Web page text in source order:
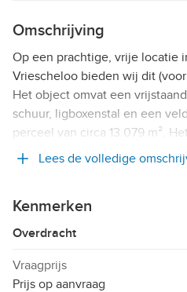
Omschrijving
Op een prachtige, vrije locatie
Vriescheloo bieden wij dit
Het object omvat een
schuur, ligboxenstal en een
perceel van circa 13.079 m².
Lees de volledige
Kenmerken
Overdracht
Vraagprijs
Prijs op aanvraag